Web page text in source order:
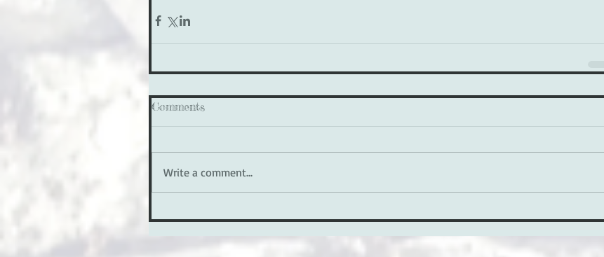
Comments
Write a comment...